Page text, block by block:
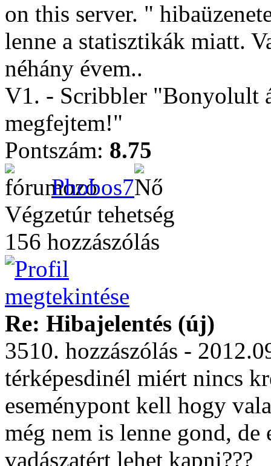
on this server. "
lenne a statisztikák miatt.
néhány évem..
V1. - Scribbler "Bonyolult
megfejtem!"
Pontszám: 8.75
Phobos7
Végzetúr tehetség
156 hozzászólás
Re: Hibajelentés (új)
3510. hozzászólás -
térképesdinél miért nincs
eseménypont kell hogy
még nem is lenne gond,
vadászatért lehet kapni???